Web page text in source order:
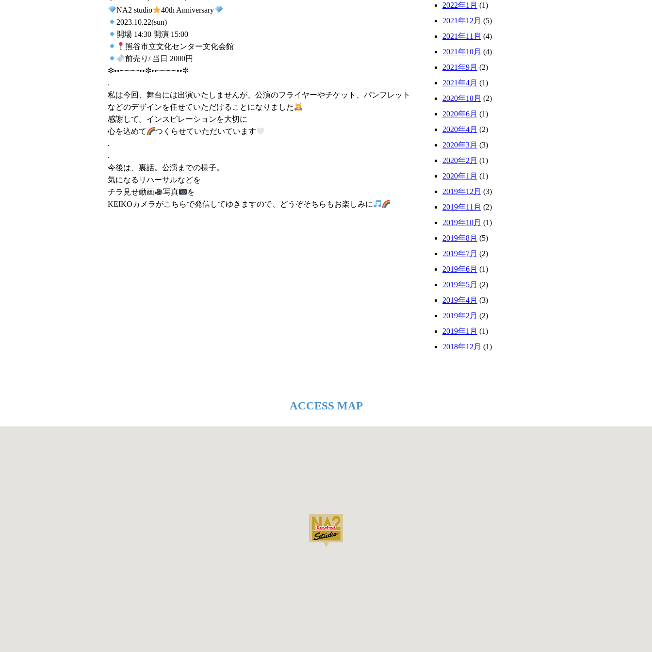
NA2 studio
40th Anniversary
2023.10.22(sun)
開場 14:30 開演 15:00
熊谷市立文化センター文化会館
前売り/ 当日 2000円
✼••┈┈┈┈••✼••┈┈┈┈••✼
.
私は今回、舞台には出演いたしませんが、公演のフライヤーやチケット、パンフレット
などのデザインを任せていただけることになりました
感謝して。インスピレーションを大切に
心を込めて
つくらせていただいています
.
.
今後は、裏話。公演までの様子。
気になるリハーサルなどを
チラ見せ動画
写真
を
KEIKOカメラがこちらで発信してゆきますので、どうぞそちらもお楽しみに
2022年1月 (1)
2021年12月 (5)
2021年11月 (4)
2021年10月 (4)
2021年9月 (2)
2021年4月 (1)
2020年10月 (2)
2020年6月 (1)
2020年4月 (2)
2020年3月 (3)
2020年2月 (1)
2020年1月 (1)
2019年12月 (3)
2019年11月 (2)
2019年10月 (1)
2019年8月 (5)
2019年7月 (2)
2019年6月 (1)
2019年5月 (2)
2019年4月 (3)
2019年2月 (2)
2019年1月 (1)
2018年12月 (1)
ACCESS MAP